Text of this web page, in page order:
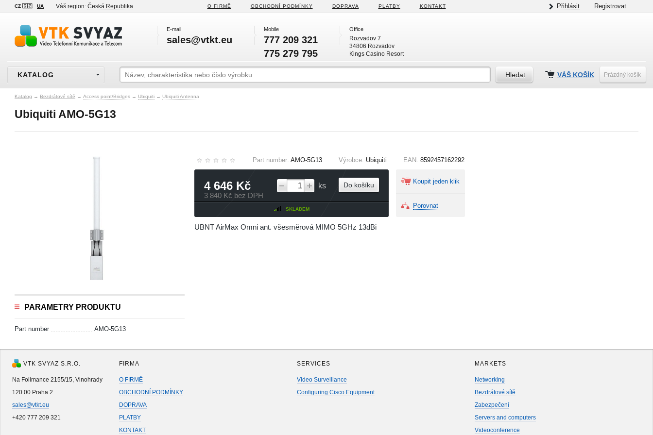
CZ 🇨🇿 UA Váš region: Česká Republika O FIRMĚ OBCHODNÍ PODMÍNKY DOPRAVA PLATBY KONTAKT Přihlásit Registrovat
E-mail
sales@vtkt.eu
Mobile
777 209 321
775 279 795
Office
Rozvadov 7
34806 Rozvadov
Kings Casino Resort
KATALOG VÁŠ KOŠÍK Prázdný košík
Katalog → Bezdrátové sítě → Access point/Bridges → Ubiquiti → Ubiquiti Antenna
Ubiquiti AMO-5G13
PARAMETRY PRODUKTU
Part number AMO-5G13
Part number: AMO-5G13 Výrobce: Ubiquiti EAN: 8592457162292
4 646 Kč
3 840 Kč bez DPH
ks
SKLADEM
Do košíku Koupit jeden klik
Porovnat
UBNT AirMax Omni ant. všesměrová MIMO 5GHz 13dBi
VTK SVYAZ S.R.O.
Na Folimance 2155/15, Vinohrady
120 00 Praha 2
sales@vtkt.eu
+420 777 209 321
FIRMA
O FIRMĚ
OBCHODNÍ PODMÍNKY
DOPRAVA
PLATBY
KONTAKT
SERVICES
Video Surveillance
Configuring Cisco Equipment
MARKETS
Networking
Bezdrátové sítě
Zabezpečení
Servers and computers
Videoconference